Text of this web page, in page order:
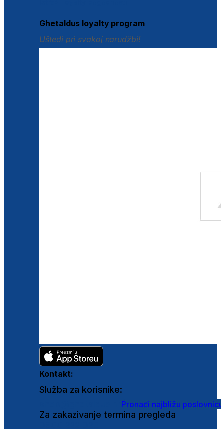
Ghetaldus loyalty program
Uštedi pri svakoj narudžbi!
Kontakt:
Služba za korisnike:
Pronađi najbližu
Za zakazivanje termina pregleda